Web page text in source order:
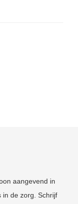
aangevend in
in de zorg. Schrijf